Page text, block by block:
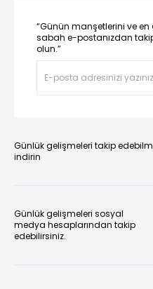
“Günün manşetlerini ve
sabah e-postanızdan
olun.”
Günlük gelişmeleri takip
indirin
Günlük gelişmeleri sosyal
medya hesaplarından takip
edebilirsiniz.